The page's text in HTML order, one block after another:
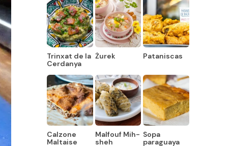
Trinxat de la
Cerdanya
Żurek Pataniscas
Calzone
Maltaise
Malfouf Mih-
sheh
Sopa
paraguaya